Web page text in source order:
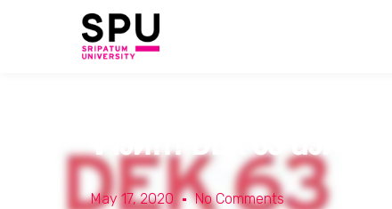
ข่าวดี!!! DEK 63 นวัตกร
May 17, 2020 No Comments